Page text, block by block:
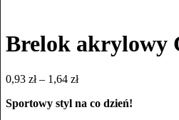
Brelok akrylowy
0,93 zł– 1,64 zł
Sportowy styl na co dzień!